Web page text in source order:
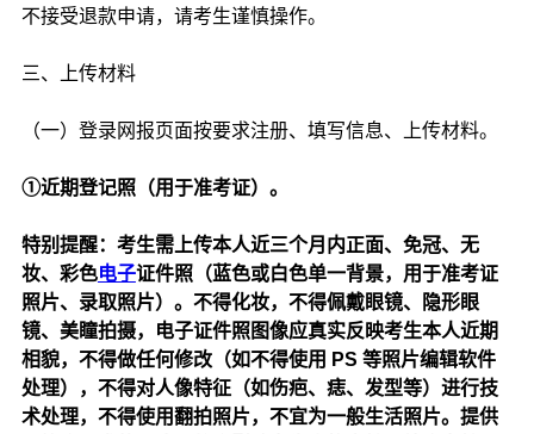
不接受退款申请，请考生谨慎操作。
三、上传材料
（一）登录网报页面按要求注册、填写信息、上传材料。
①近期登记照（用于准考证）。
特别提醒：考生需上传本人近三个月内正面、免冠、无
妆、彩色电子证件照（蓝色或白色单一背景，用于准考证
照片、录取照片）。不得化妆，不得佩戴眼镜、隐形眼
镜、美瞳拍摄，电子证件照图像应真实反映考生本人近期
相貌，不得做任何修改（如不得使用 PS 等照片编辑软件
处理），不得对人像特征（如伤疤、痣、发型等）进行技
术处理，不得使用翻拍照片，不宜为一般生活照片。提供